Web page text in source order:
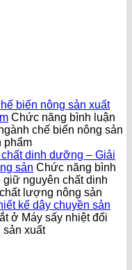
biến nông sản xuất
Chức năng bình luận
chế biến nông sản
phẩm
dinh dưỡng – Giải
sản Chức năng bình
nguyên chất dinh
lượng nông sản
kế dây chuyền sản
ở Máy sấy nhiệt đối
sản xuất